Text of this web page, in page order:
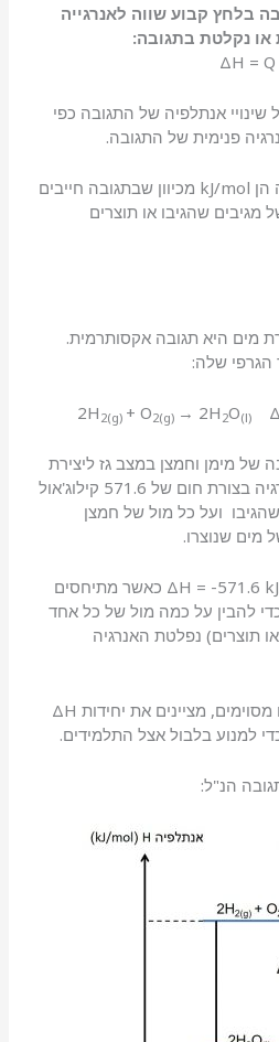
בלחץ קבוע שווה לאנרגייה
ΔH = Q
אנתלפיה של התגובה כפי
פנימית של התגובה.
היחידות של ΔH של תגובה הן kJ/mol מכיוון שבתגובה חייבים
שהגיבו או תוצרים
מים היא תגובה אקסותרמית.
הגרפי שלה:
2H2(g)+ O2(g) → 2H2O(l)
מימן וחמצן במצב גז ליצירת
מים במצב נוזל נפלטת אנרגיה בצורת חום של 571.6 קילוג'אול
ועל כל מול של חמצן
מים שנוצרו.
הדרך לסמן זאת היא ΔH = -571.6 kJ/mol כאשר מתיחסים
להבין על כמה מול של כל אחד
תוצרים) נפלטת האנרגיה
שימו לב: בספרים ומבחנים מסוימים, מציינים את יחידות ΔH
הנ"ל: